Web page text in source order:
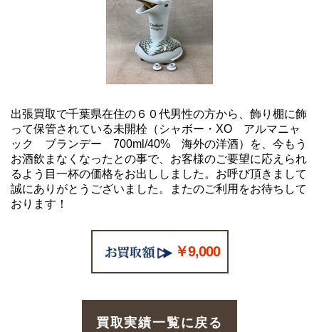
出張買取で千葉県在住の６０代男性の方から、飾り棚に飾
って保管されている未開栓（シャボー・XO アルマニャ
ック ブランデー 700ml/40% 海外の洋酒）を、今もう
お酒飲まなくなったとの事で、お客様のご要望に応えられ
るよう目一杯の価格をお出ししました。お呼び頂きまして
誠にありがとうございました。またのご利用をお待ちして
おります！
￥9,000
買取実績一覧に戻る